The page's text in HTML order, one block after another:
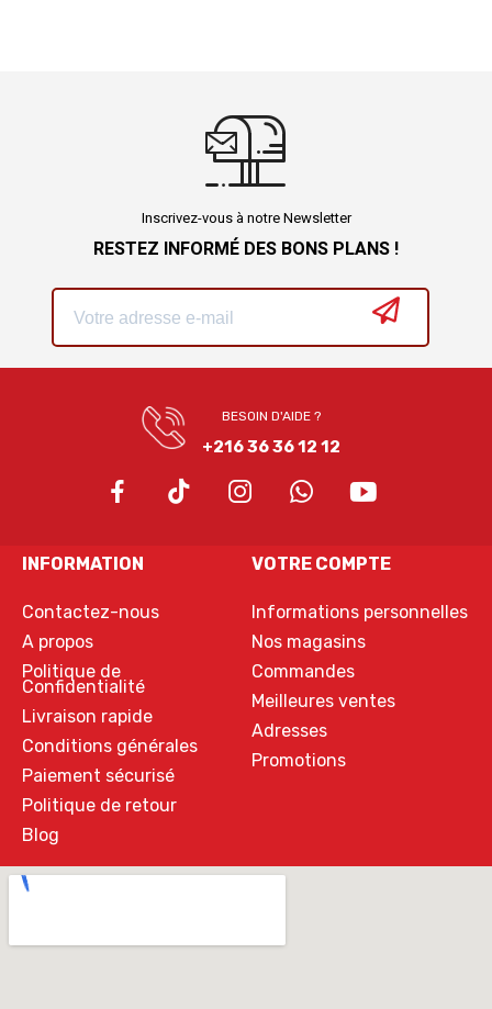
Inscrivez-vous à notre Newsletter
RESTEZ INFORMÉ DES BONS PLANS !
BESOIN D'AIDE ?
+216 36 36 12 12
INFORMATION
Contactez-nous
A propos
Politique de
Confidentialité
Livraison rapide
Conditions générales
Paiement sécurisé
Politique de retour
Blog
VOTRE COMPTE
Informations personnelles
Nos magasins
Commandes
Meilleures ventes
Adresses
Promotions